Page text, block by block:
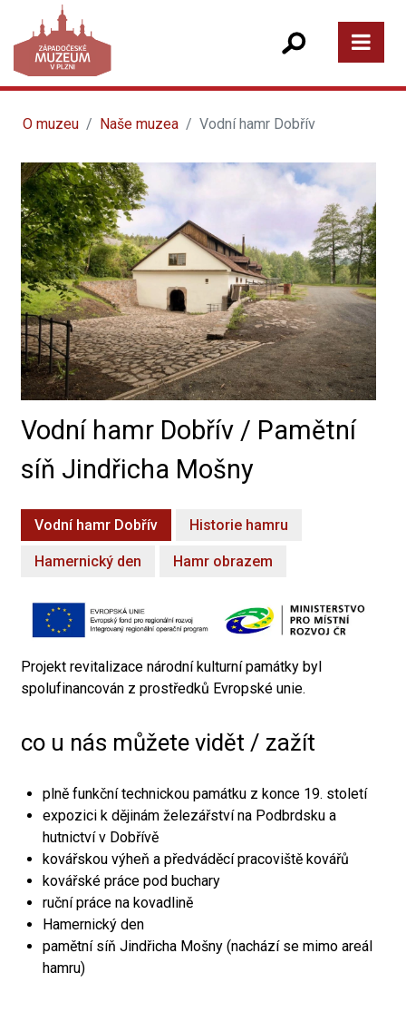
O muzeu Naše muzea Vodní hamr Dobřív
Vodní hamr Dobřív / Pamětní
síň Jindřicha Mošny
Vodní hamr Dobřív Historie hamru
Hamernický den Hamr obrazem
Projekt revitalizace národní kulturní památky byl
spolufinancován z prostředků Evropské unie.
co u nás můžete vidět / zažít
plně funkční technickou památku z konce 19. století
expozici k dějinám železářství na Podbrdsku a
hutnictví v Dobřívě
kovářskou výheň a předváděcí pracoviště kovářů
kovářské práce pod buchary
ruční práce na kovadlině
Hamernický den
pamětní síň Jindřicha Mošny (nachází se mimo areál
hamru)